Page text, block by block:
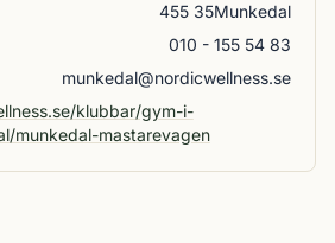
455 35Munkedal
010 - 155 54 83
munkedal@nordicwellness.se
klubbar/gym-i-
munkedal-mastarevagen